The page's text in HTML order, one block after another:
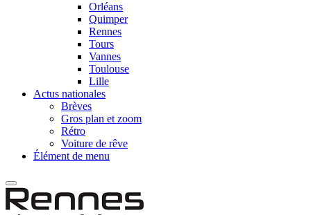
Orléans
Quimper
Rennes
Tours
Vannes
Toulouse
Lille
Actus nationales
Brèves
Gros plan et zoom
Rétro
Voiture de rêve
Élément de menu